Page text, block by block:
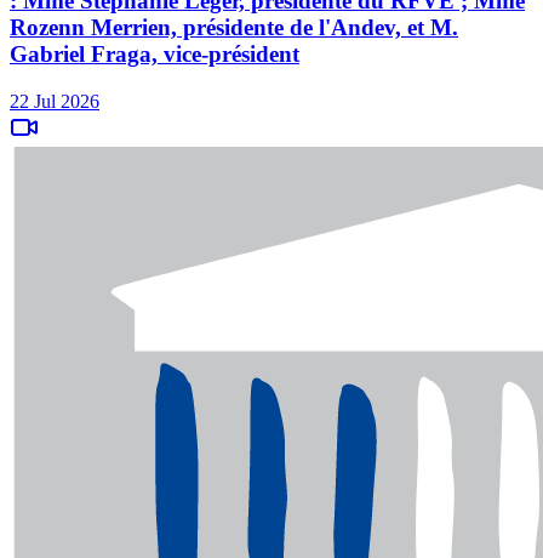
Rozenn Merrien, présidente de l'Andev, et M.
Gabriel Fraga, vice-président
22 Jul 2026